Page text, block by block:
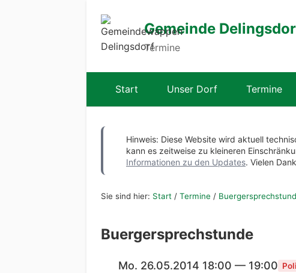
Gemeinde
Termine
Start Unser Dorf Termine
Hinweis: Diese Website wird aktuell
kann es zeitweise zu kleineren
Informationen zu den Updates. Vielen
Sie sind hier: Start / Termine /
Buergersprechstunde
Mo. 26.05.2014 18:00 — 19:00